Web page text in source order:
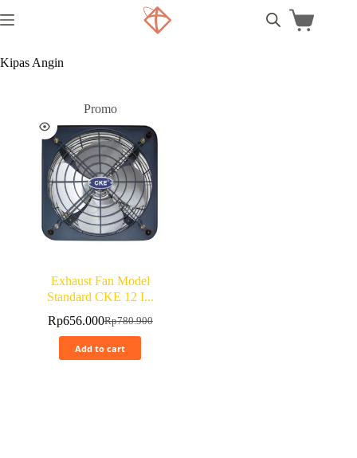
Kipas Angin
Promo
Exhaust Fan Model
Standard CKE 12 I...
Rp780.900
Rp656.000
Add to cart